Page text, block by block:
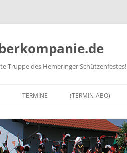
Truppe des Hemeringer Schützenfestes!
TERMINE (TERMIN-ABO)